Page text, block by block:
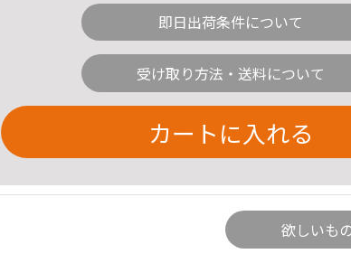
即日出荷条件について
受け取り方法・送料について
カートに入れる
欲しいも